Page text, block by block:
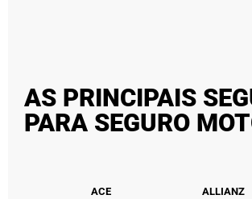
AS PRINCIPAIS
PARA SEGURO
ACE ALLIANZ